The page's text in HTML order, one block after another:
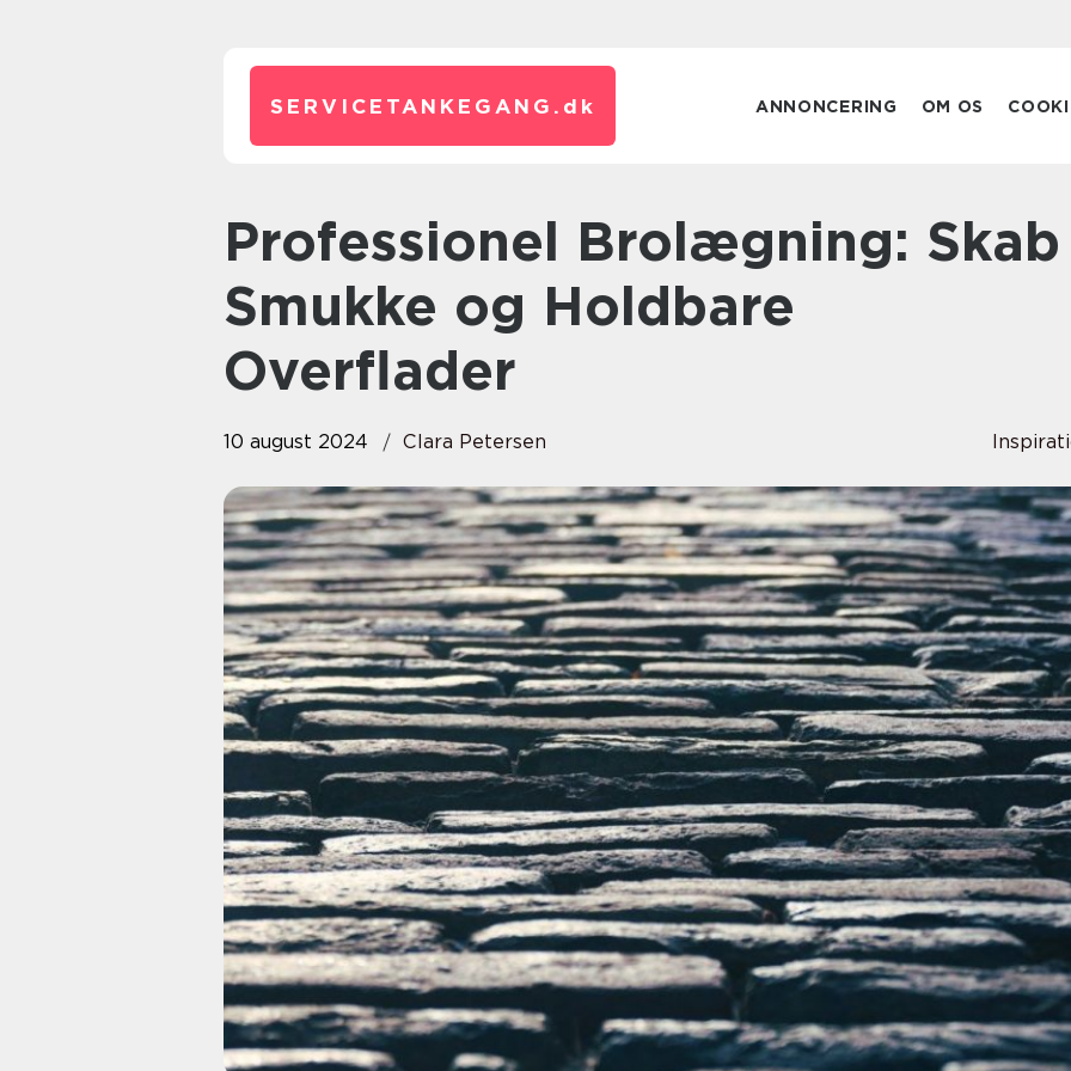
SERVICETANKEGANG. dk ANNONCERING OM OS
Professionel Brolægning: Skab
Smukke og Holdbare
Overflader
10 august 2024 Clara Petersen